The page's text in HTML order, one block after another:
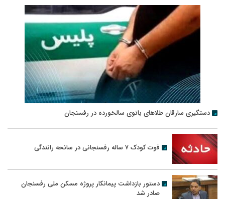
دستگیری سارقان طلاهای بانوی سالخورده در رفسنجان
فوت کودک ۷ ساله رفسنجانی در سانحه رانندگی
دستور بازداشت پیمانکار پروژه مسکن ملی رفسنجان
صادر شد